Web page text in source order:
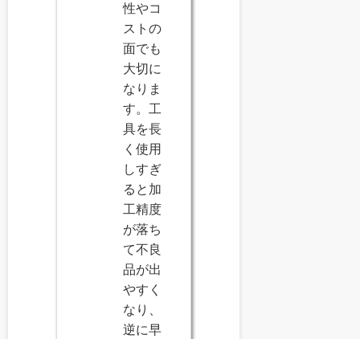
性やコ
ストの
面でも
大切に
なりま
す。工
具を長
く使用
しすぎ
ると加
工精度
が落ち
て不良
品が出
やすく
なり、
逆に早